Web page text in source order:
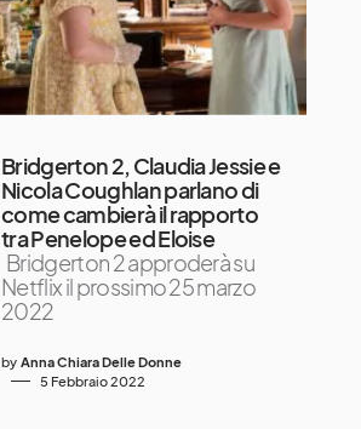
Bridgerton 2, Claudia Jessie e
Nicola Coughlan parlano di
come cambierà il rapporto
tra Penelope ed Eloise
Bridgerton 2 approderà su
Netflix il prossimo 25 marzo
2022
by Anna Chiara Delle Donne
5 Febbraio 2022